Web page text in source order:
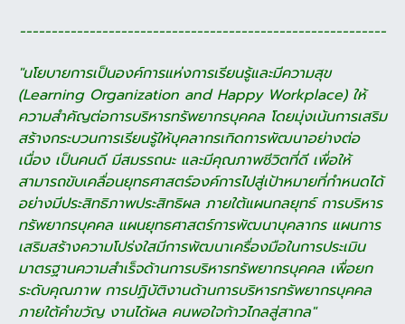
----------------------------------------------------------
"นโยบายการเป็นองค์การแห่งการเรียนรู้และมีความสุข
(Learning Organization and Happy Workplace) ให้
ความสำคัญต่อการบริหารทรัพยากรบุคคล โดยมุ่งเน้นการเสริม
สร้างกระบวนการเรียนรู้ให้บุคลากรเกิดการพัฒนาอย่างต่อ
เนื่อง เป็นคนดี มีสมรรถนะ และมีคุณภาพชีวิตที่ดี เพื่อให้
สามารถขับเคลื่อนยุทธศาสตร์องค์การไปสู่เป้าหมายที่กำหนดได้
อย่างมีประสิทธิภาพประสิทธิผล ภายใต้แผนกลยุทธ์ การบริหาร
ทรัพยากรบุคคล แผนยุทธศาสตร์การพัฒนาบุคลากร แผนการ
เสริมสร้างความโปร่งใสมีการพัฒนาเครื่องมือในการประเมิน
มาตรฐานความสำเร็จด้านการบริหารทรัพยากรบุคคล เพื่อยก
ระดับคุณภาพ การปฏิบัติงานด้านการบริหารทรัพยากรบุคคล
ภายใต้คำขวัญ งานได้ผล คนพอใจก้าวไกลสู่สากล"